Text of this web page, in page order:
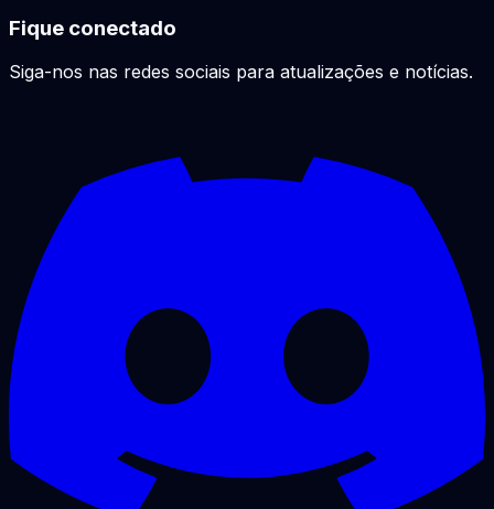
Fique conectado
Siga-nos nas redes sociais para atualizações e notícias.